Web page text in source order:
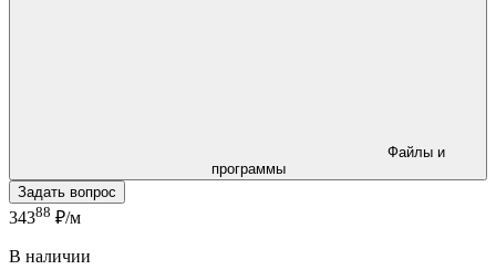
программы
Задать вопрос
34388 ₽/м
В наличии